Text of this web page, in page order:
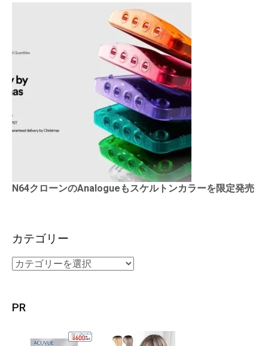
N64クローンのAnalogueもスケルトンカラーを限定発売
カテゴリー
PR